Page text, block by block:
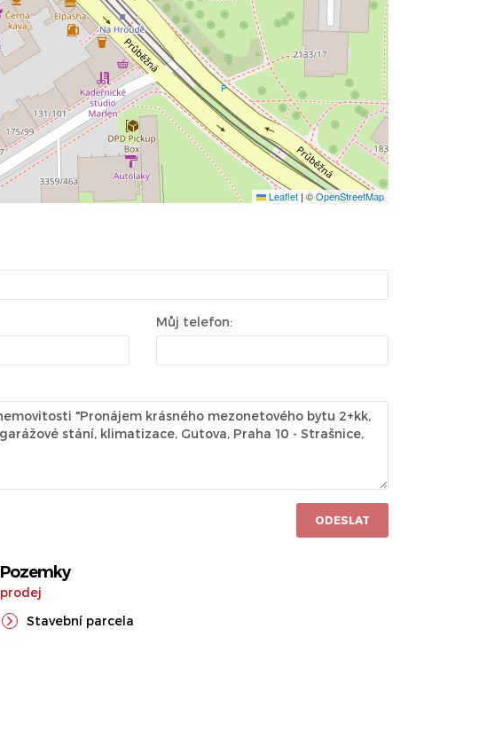
Leaflet|©OpenStreetMap
Můj telefon:
ODESLAT
Pozemky
prodej
Stavební parcela